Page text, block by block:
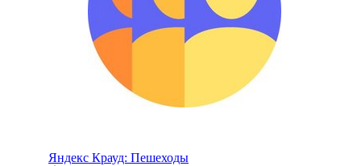
Яндекс Крауд: Пешеходы